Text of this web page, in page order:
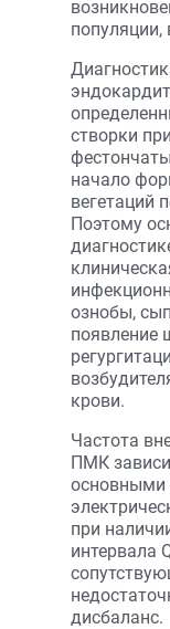
популяции,
створки
начало
вегетаций
Поэтому
ознобы,
появление
крови.
Частота
ПМК
основными
при
интервала
дисбаланс.